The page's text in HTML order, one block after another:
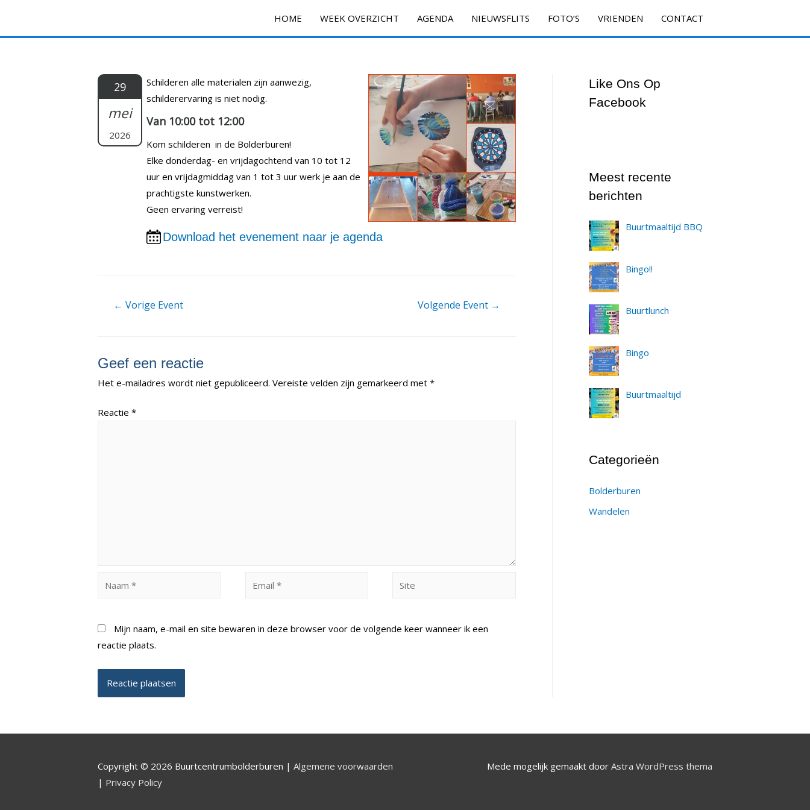
inhoud
HOME WEEK OVERZICHT AGENDA NIEUWSFLITS FOTO’S VRIENDEN CONTACT
29
mei
2026
Schilderen alle materialen zijn aanwezig,
schilderervaring is niet nodig.
Van 10:00 tot 12:00
Kom schilderen in de Bolderburen!
Elke donderdag- en vrijdagochtend van 10 tot 12
uur en vrijdagmiddag van 1 tot 3 uur werk je aan de
prachtigste kunstwerken.
Geen ervaring verreist!
Download het evenement naar je agenda
Berichtnavigatie
← Vorige Event Volgende Event →
Geef een reactie
Het e-mailadres wordt niet gepubliceerd. Vereiste velden zijn gemarkeerd met *
Reactie *
Mijn naam, e-mail en site bewaren in deze browser voor de volgende keer wanneer ik een
reactie plaats.
Like Ons Op
Facebook
Meest recente
berichten
Buurtmaaltijd BBQ
Bingo!!
Buurtlunch
Bingo
Buurtmaaltijd
Categorieën
Bolderburen
Wandelen
Copyright © 2026 Buurtcentrumbolderburen | Algemene voorwaarden
| Privacy Policy
Mede mogelijk gemaakt door Astra WordPress thema